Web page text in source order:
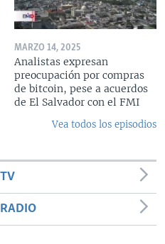
MARZO 14, 2025
Analistas expresan
preocupación por compras
de bitcoin, pese a acuerdos
de El Salvador con el FMI
Vea todos los episodios